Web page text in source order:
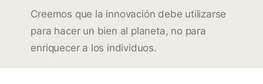
Creemos que la innovación debe utilizarse
para hacer un bien al planeta, no para
enriquecer a los individuos.